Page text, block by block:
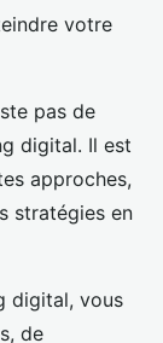
votre
pas de
digital. Il est
approches,
stratégies en
digital, vous
de